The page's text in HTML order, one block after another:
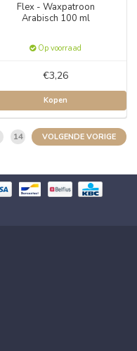
Flex - Waxpatroon
Arabisch 100 ml
Op voorraad
€3,26
Kopen
14 VOLGENDE VORIGE